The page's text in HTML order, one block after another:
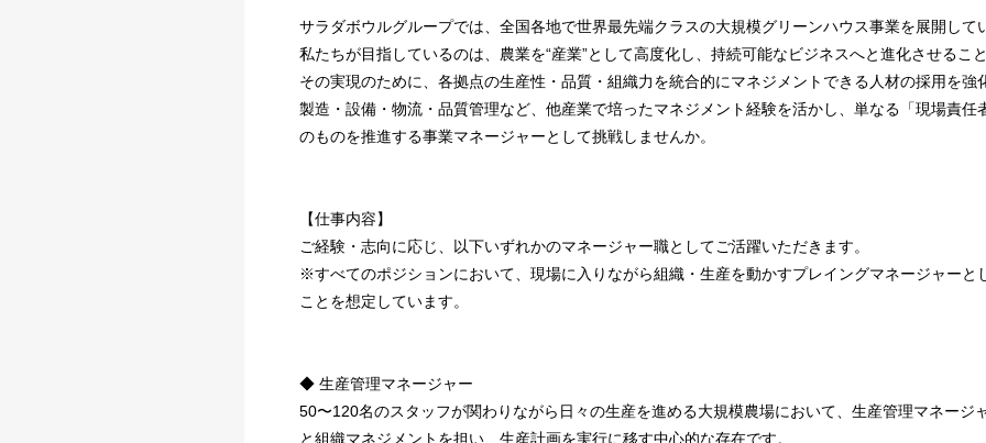
サラダボウルグループでは、全国各地で世界最先端クラスの大規模グリーンハウス事業を展開して
私たちが目指しているのは、農業を“産業”として高度化し、持続可能なビジネスへと進化させるこ
その実現のために、各拠点の生産性・品質・組織力を統合的にマネジメントできる人材の採用を強
製造・設備・物流・品質管理など、他産業で培ったマネジメント経験を活かし、単なる「現場責任
のものを推進する事業マネージャーとして挑戦しませんか。
【仕事内容】
ご経験・志向に応じ、以下いずれかのマネージャー職としてご活躍いただきます。
※すべてのポジションにおいて、現場に入りながら組織・生産を動かすプレイングマネージャーと
ことを想定しています。
◆ 生産管理マネージャー
50〜120名のスタッフが関わりながら日々の生産を進める大規模農場において、生産管理マネージ
と組織マネジメントを担い、生産計画を実行に移す中心的な存在です。